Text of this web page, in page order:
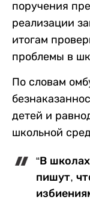
поручения
реализации
итогам
проблемы в
По словам
детей и
школьной
“В
пишут,